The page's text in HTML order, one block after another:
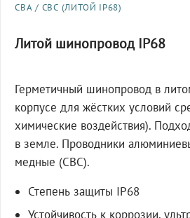
СВА / СВС (ЛИТОЙ IP68)
Литой шинопровод IP68
Герметичный шинопровод в
корпусе для жёстких условий
химические воздействия).
в земле. Проводники
медные (СВС).
Степень защиты IP68
Устойчивость к коррозии,